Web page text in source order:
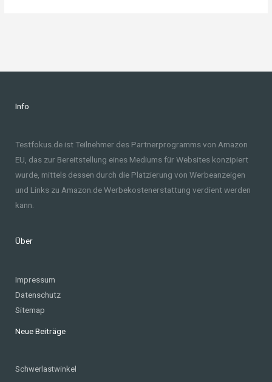
Info
Testfokus.de ist Teilnehmer des Partnerprogramms von Amazon
EU, das zur Bereitstellung eines Mediums für Websites konzipiert
wurde, mittels dessen durch die Platzierung von Werbeanzeigen
und Links zu Amazon.de Werbekostenerstattung verdient werden
kann.
Über
Impressum
Datenschutz
Sitemap
Neue Beiträge
Schwerlastwinkel